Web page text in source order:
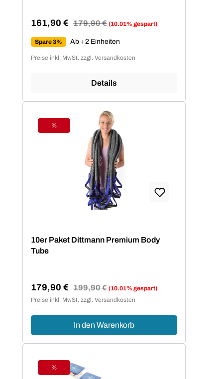
Verkaufspreis:
161,90 € Regulärer Preis:
179,90 € (10.01% gespart)
Spare 3% Ab +2 Einheiten
Preise inkl. MwSt. zzgl. Versandkosten
Details
Rabatt
%
10er Paket Dittmann Premium Body
Tube
Verkaufspreis:
179,90 € Regulärer Preis:
199,90 € (10.01% gespart)
Preise inkl. MwSt. zzgl. Versandkosten
In den Warenkorb
Rabatt
%